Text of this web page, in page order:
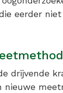
eerder
drijvende
nieuwe